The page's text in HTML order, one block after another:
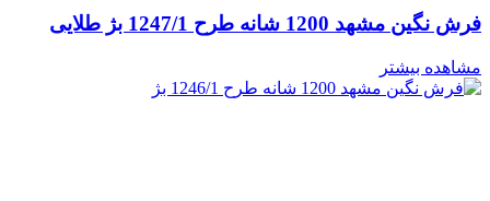
فرش نگین مشهد 1200 شانه طرح 1247/1 بژ طلایی
مشاهده بیشتر